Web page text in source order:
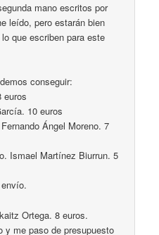
mano escritos por
leído, pero estarán bien
que escriben para este
conseguir:
euros
10 euros
Ángel Moreno. 7
Ismael Martínez Biurrun. 5
Ortega. 8 euros.
y me paso de presupuesto